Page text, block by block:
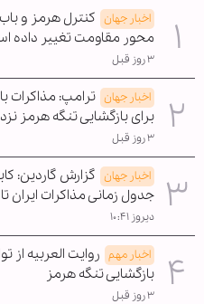
اخبار جهان کنترل هرمز و
محور مقاومت تغییر داده
۳ روز قبل
اخبار جهان ترامپ: مذاکرات
برای بازگشایی تنگه هرمز
۳ روز قبل
اخبار جهان گزارش گاردین:
جدول زمانی مذاکرات ایران
دیروز ۱۰:۴۱
اخبار مهم روایت العربیه از
بازگشایی تنگه هرمز
۳ روز قبل